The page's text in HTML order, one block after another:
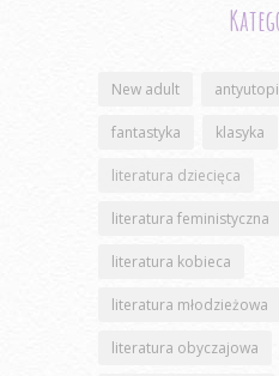
New adult
fantastyka klasyka
literatura dziecięca
literatura feministyczna
literatura kobieca
literatura młodzieżowa
literatura obyczajowa